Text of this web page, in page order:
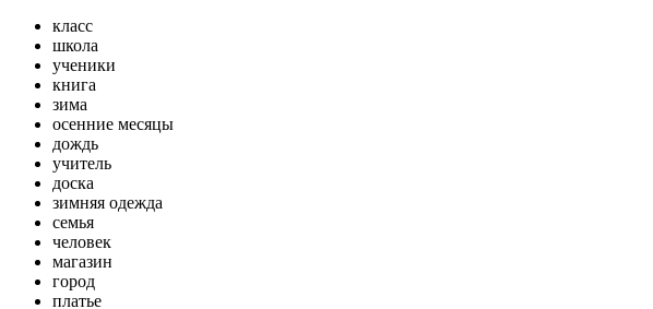
класс
школа
ученики
книга
зима
осенние месяцы
дождь
учитель
доска
зимняя одежда
семья
человек
магазин
город
платье